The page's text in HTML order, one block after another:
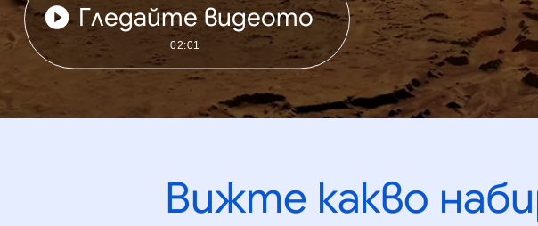
Гледайте видеото
02:01
Вижте какво